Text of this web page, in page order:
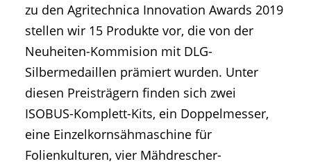
zu den Agritechnica Innovation Awards 2019
stellen wir 15 Produkte vor, die von der
Neuheiten-Kommision mit DLG-
Silbermedaillen prämiert wurden. Unter
diesen Preisträgern finden sich zwei
ISOBUS-Komplett-Kits, ein Doppelmesser,
eine Einzelkornsähmaschine für
Folienkulturen, vier Mähdrescher-